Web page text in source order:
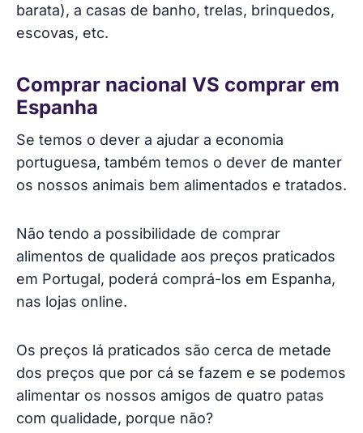
barata), a casas de banho, trelas, brinquedos,
escovas, etc.
Comprar nacional VS comprar em
Espanha
Se temos o dever a ajudar a economia
portuguesa, também temos o dever de manter
os nossos animais bem alimentados e tratados.
Não tendo a possibilidade de comprar
alimentos de qualidade aos preços praticados
em Portugal, poderá comprá-los em Espanha,
nas lojas online.
Os preços lá praticados são cerca de metade
dos preços que por cá se fazem e se podemos
alimentar os nossos amigos de quatro patas
com qualidade, porque não?